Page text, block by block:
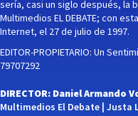
sería, casi un siglo después, la
Multimedios EL DEBATE; con
Internet, el 27 de julio de 1997.
EDITOR-PROPIETARIO: Un
79707292
DIRECTOR: Daniel Armando
Multimedios El Debate | Justa